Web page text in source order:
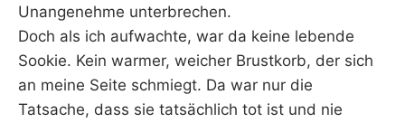
Unangenehme unterbrechen.
Doch als ich aufwachte, war da keine lebende
Sookie. Kein warmer, weicher Brustkorb, der sich
an meine Seite schmiegt. Da war nur die
Tatsache, dass sie tatsächlich tot ist und nie